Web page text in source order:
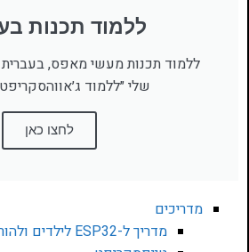
ללמוד תכנות
ללמוד תכנות מעשי מאפס,
שלי ״ללמוד
לחצו כאן
מדריכים
מדריך ל-ESP32 לילדים ולהורים מאפס